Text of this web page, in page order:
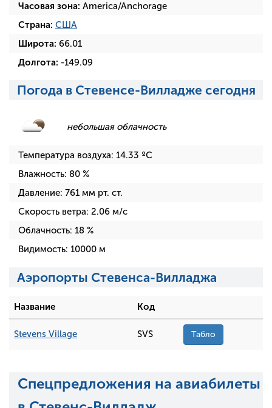
Часовая зона: America/Anchorage
Страна: США
Широта: 66.01
Долгота: -149.09
Погода в Стевенсе-Вилладже сегодня
небольшая облачность
Температура воздуха: 14.33 ºC
Влажность: 80 %
Давление: 761 мм рт. ст.
Скорость ветра: 2.06 м/с
Облачность: 18 %
Видимость: 10000 м
Аэропорты Стевенса-Вилладжа
Название Код
Stevens Village SVS Табло
Спецпредложения на авиабилеты